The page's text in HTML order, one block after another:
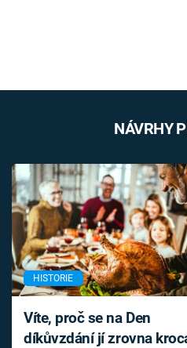
NÁVRHY
HISTORIE
Víte, proč se na Den
díkůvzdání jí zrovna